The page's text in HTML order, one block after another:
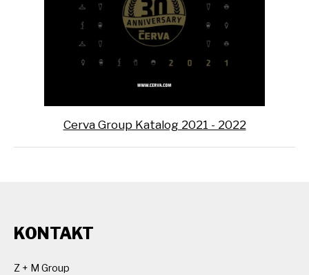
Cerva Group Katalog 2021 - 2022
KONTAKT
Z + M Group